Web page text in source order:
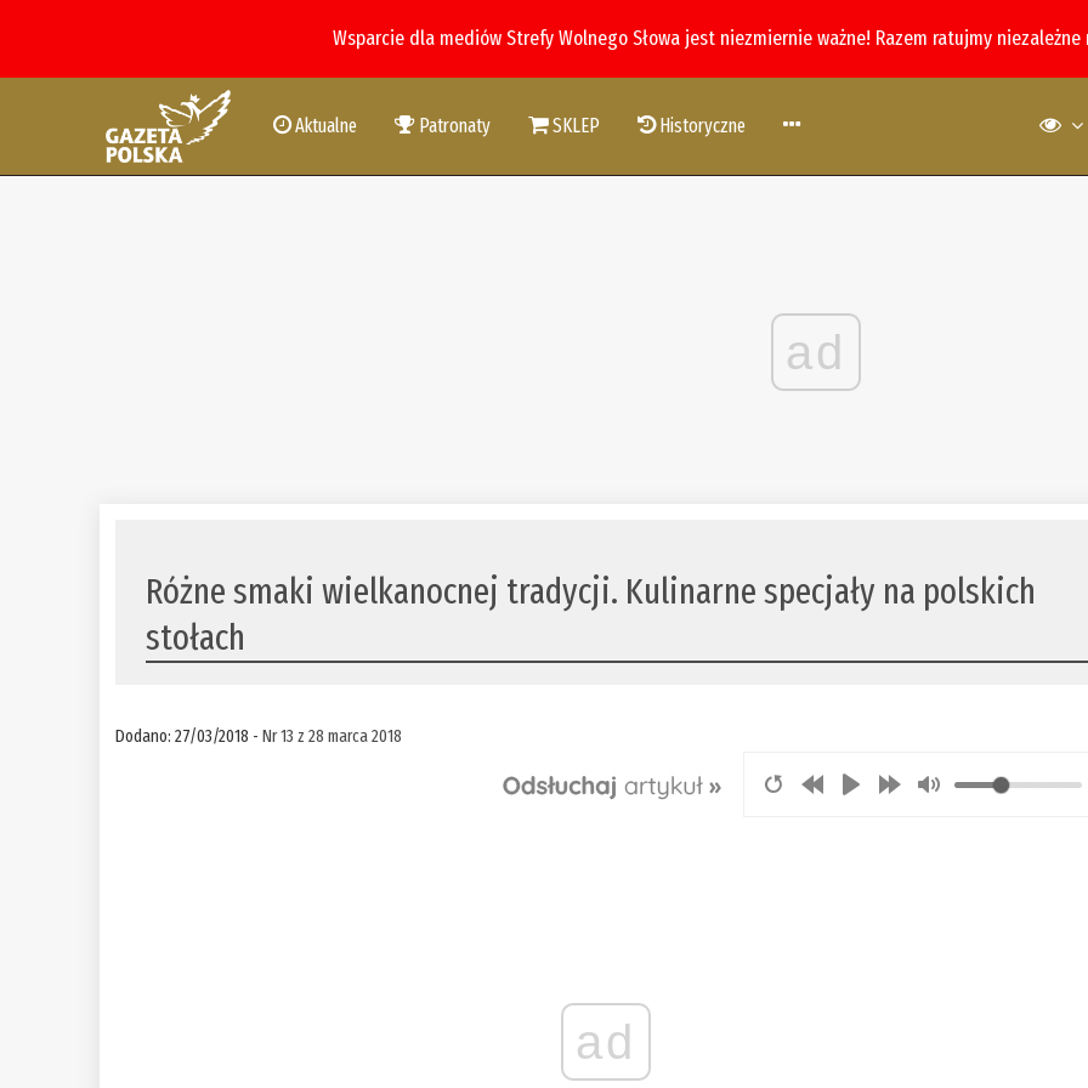
Wsparcie dla mediów Strefy Wolnego Słowa jest niezmiernie ważne! Razem ratujmy
Aktualne Patronaty SKLEP Historyczne
ad
Różne smaki wielkanocnej tradycji. Kulinarne specjały na polskich
stołach
Dodano: 27/03/2018 -Nr 13 z 28 marca 2018
ad